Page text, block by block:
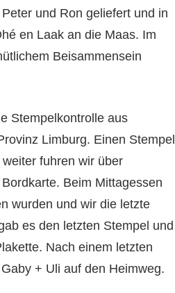
und Ron geliefert und in
en Laak an die Maas. Im
Beisammensein
Stempelkontrolle aus
Limburg. Einen Stempel
fuhren wir über
Beim Mittagessen
wurden und wir die letzte
es den letzten Stempel und
Nach einem letzten
+ Uli auf den Heimweg.